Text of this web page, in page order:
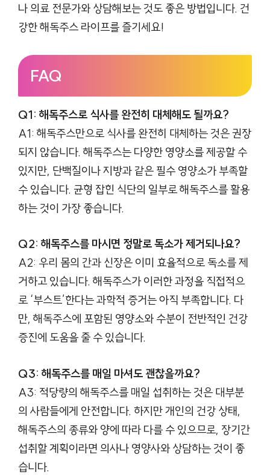
나 의료 전문가와 상담해보는 것도 좋은 방법입니다. 건
강한 해독주스 라이프를 즐기세요!
FAQ
Q1: 해독주스로 식사를 완전히 대체해도 될까요?
A1: 해독주스만으로 식사를 완전히 대체하는 것은 권장
되지 않습니다. 해독주스는 다양한 영양소를 제공할 수
있지만, 단백질이나 지방과 같은 필수 영양소가 부족할
수 있습니다. 균형 잡힌 식단의 일부로 해독주스를 활용
하는 것이 가장 좋습니다.
Q2: 해독주스를 마시면 정말로 독소가 제거되나요?
A2: 우리 몸의 간과 신장은 이미 효율적으로 독소를 제
거하고 있습니다. 해독주스가 이러한 과정을 직접적으
로 ‘부스트’한다는 과학적 증거는 아직 부족합니다. 다
만, 해독주스에 포함된 영양소와 수분이 전반적인 건강
증진에 도움을 줄 수 있습니다.
Q3: 해독주스를 매일 마셔도 괜찮을까요?
A3: 적당량의 해독주스를 매일 섭취하는 것은 대부분
의 사람들에게 안전합니다. 하지만 개인의 건강 상태,
해독주스의 종류와 양에 따라 다를 수 있으므로, 장기간
섭취할 계획이라면 의사나 영양사와 상담하는 것이 좋
습니다.